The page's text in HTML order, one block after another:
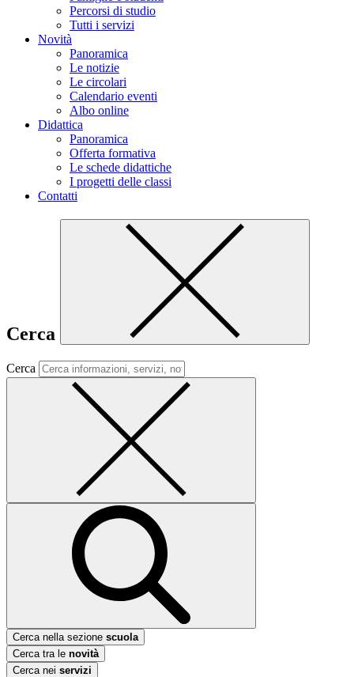
Percorsi di studio
Tutti i servizi
Novità
Panoramica
Le notizie
Le circolari
Calendario eventi
Albo online
Didattica
Panoramica
Offerta formativa
Le schede didattiche
I progetti delle classi
Contatti
Cerca
Cerca
Cerca nella sezione scuola
Cerca tra le novità
Cerca nei servizi